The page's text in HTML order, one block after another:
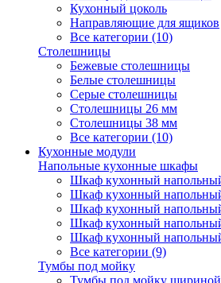
Кухонный цоколь
Направляющие для ящиков
Все категории (10)
Столешницы
Бежевые столешницы
Белые столешницы
Серые столешницы
Столешницы 26 мм
Столешницы 38 мм
Все категории (10)
Кухонные модули
Напольные кухонные шкафы
Шкаф кухонный
Шкаф кухонный
Шкаф кухонный
Шкаф кухонный
Шкаф кухонный
Все категории (9)
Тумбы под мойку
Тумбы под мойку